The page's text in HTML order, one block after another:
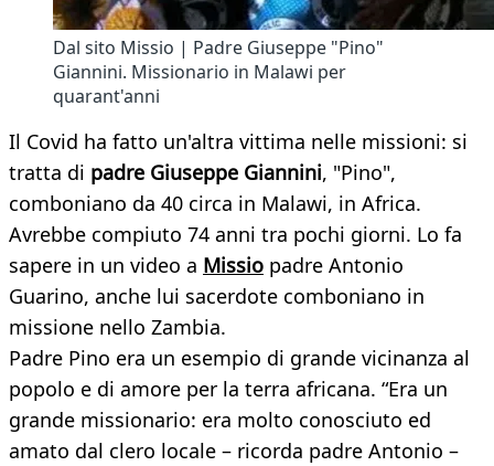
Dal sito Missio | Padre Giuseppe "Pino"
Giannini. Missionario in Malawi per
quarant'anni
Il Covid ha fatto un'altra vittima nelle missioni: si
tratta di padre Giuseppe Giannini, "Pino",
comboniano da 40 circa in Malawi, in Africa.
Avrebbe compiuto 74 anni tra pochi giorni. Lo fa
sapere in un video a Missio padre Antonio
Guarino, anche lui sacerdote comboniano in
missione nello Zambia.
Padre Pino era un esempio di grande vicinanza al
popolo e di amore per la terra africana. “Era un
grande missionario: era molto conosciuto ed
amato dal clero locale – ricorda padre Antonio –